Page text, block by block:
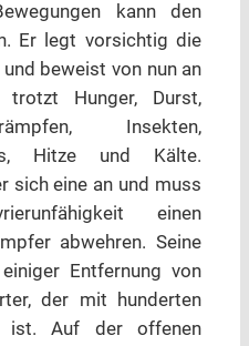
kann den
Er legt vorsichtig die
beweist von nun an
trotzt Hunger, Durst,
Insekten,
Hitze und Kälte.
sich eine an und muss
einen
abwehren. Seine
Entfernung von
der mit hunderten
ist. Auf der offenen